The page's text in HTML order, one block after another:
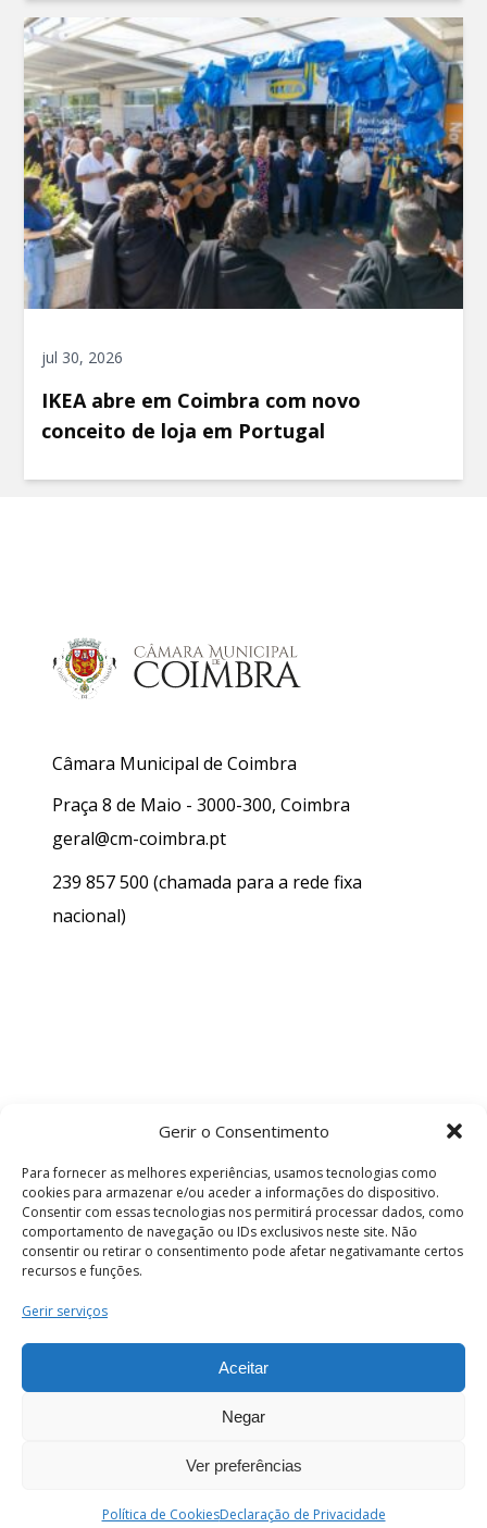
Gerir o Consentimento
Para fornecer as melhores experiências, usamos tecnologias como
cookies para armazenar e/ou aceder a informações do dispositivo.
Consentir com essas tecnologias nos permitirá processar dados, como
comportamento de navegação ou IDs exclusivos neste site. Não
consentir ou retirar o consentimento pode afetar negativamante certos
recursos e funções.
Gerir serviços
Aceitar
Negar
Ver preferências
Política de CookiesDeclaração de Privacidade
jul 30, 2026
IKEA abre em Coimbra com novo
conceito de loja em Portugal
Câmara Municipal de Coimbra
Praça 8 de Maio - 3000-300, Coimbra
geral@cm-coimbra.pt
239 857 500 (chamada para a rede fixa
nacional)
Termos e Condições
os direitos reservados.